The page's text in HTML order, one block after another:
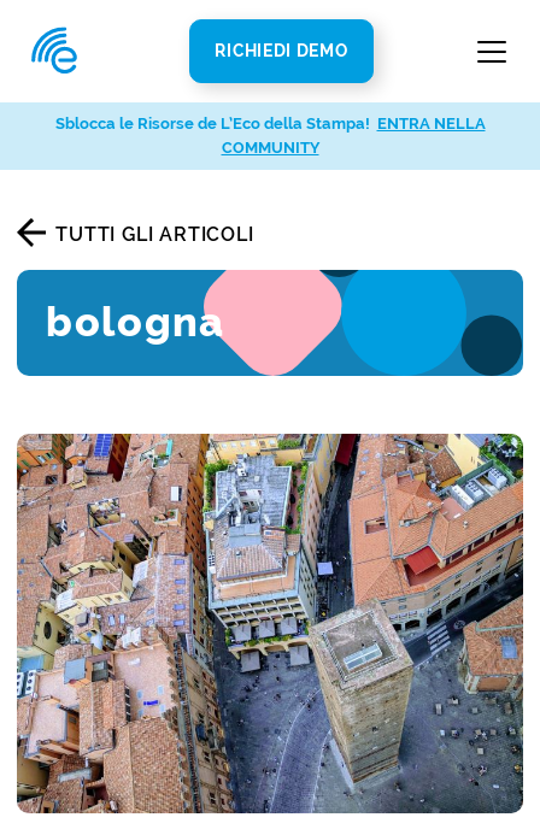
RICHIEDI DEMO
TUTTI GLI ARTICOLI
bologna
Sblocca le Risorse de L’Eco della Stampa! ENTRA NELLA
COMMUNITY